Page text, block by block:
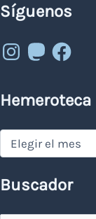
Síguenos
Instagram
MastodonFacebook
Hemeroteca
Hemeroteca
Buscador